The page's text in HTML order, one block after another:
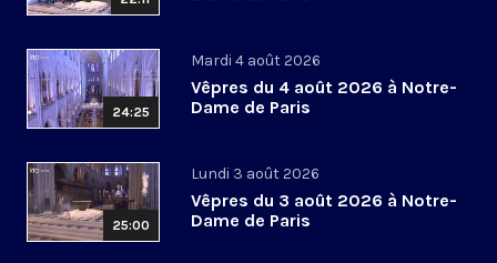
24:25
Mardi 4 août 2026
Vêpres du 4 août 2026 à Notre-
Dame de Paris
25:00
Lundi 3 août 2026
Vêpres du 3 août 2026 à Notre-
Dame de Paris